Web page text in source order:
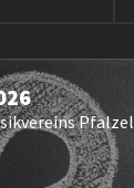
Pfalzel